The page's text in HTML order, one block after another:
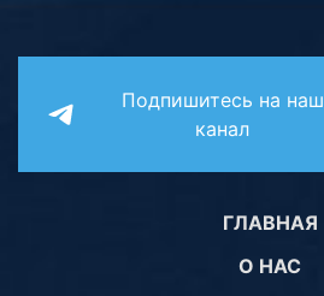
Подпишитесь на наш
канал
ГЛАВНАЯ
О НАС